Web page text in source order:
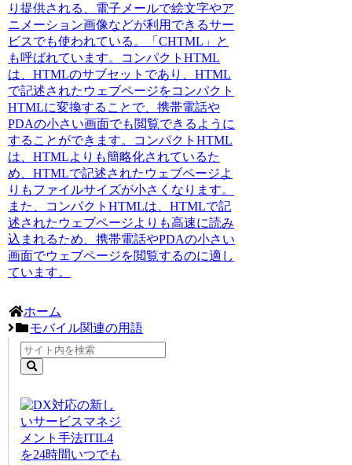
り提供される、電子メールで絵文字やア
ニメーション画像などが利用できるサー
ビスでも使われている。「CHTML」と
も呼ばれています。コンパクトHTML
は、HTMLのサブセットであり、HTML
で記述されたウェブページをコンパクト
HTMLに変換することで、携帯電話や
PDAの小さい画面でも閲覧できるように
することができます。コンパクトHTML
は、HTMLよりも簡略化されているた
め、HTMLで記述されたウェブページよ
りもファイルサイズが小さくなります。
また、コンパクトHTMLは、HTMLで記
述されたウェブページよりも高速に読み
込まれるため、携帯電話やPDAの小さい
画面でウェブページを閲覧するのに適し
ています。
ホーム
モバイル関連の用語